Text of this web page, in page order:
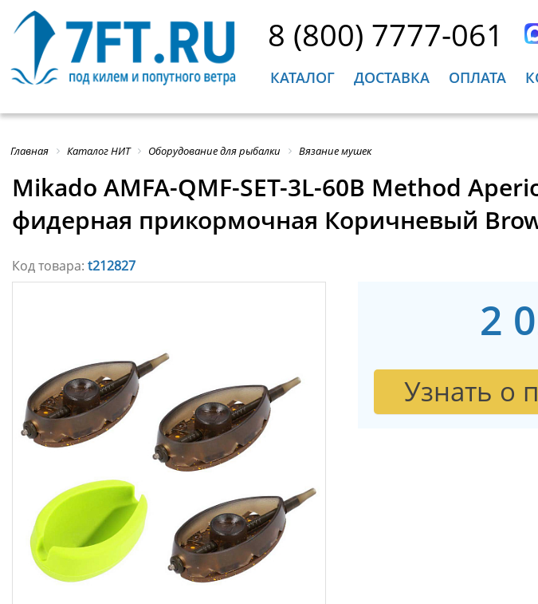
8 (800) 7777-061
КАТАЛОГ ДОСТАВКА ОПЛАТА
Главная Каталог НИТ Оборудование для рыбалки Вязание мушек
Mikado AMFA-QMF-SET-3L-60B Method
фидерная прикормочная Коричневый
Код товара: t212827
2
Узнать о